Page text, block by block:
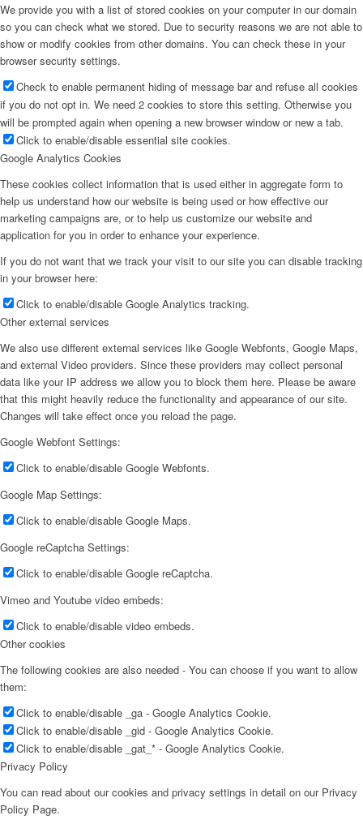
We provide you with a list of stored cookies on your computer in our domain
so you can check what we stored. Due to security reasons we are not able to
show or modify cookies from other domains. You can check these in your
browser security settings.
Check to enable permanent hiding of message bar and refuse all cookies
if you do not opt in. We need 2 cookies to store this setting. Otherwise you
will be prompted again when opening a new browser window or new a tab.
Click to enable/disable essential site cookies.
Google Analytics Cookies
These cookies collect information that is used either in aggregate form to
help us understand how our website is being used or how effective our
marketing campaigns are, or to help us customize our website and
application for you in order to enhance your experience.
If you do not want that we track your visit to our site you can disable tracking
in your browser here:
Click to enable/disable Google Analytics tracking.
Other external services
We also use different external services like Google Webfonts, Google Maps,
and external Video providers. Since these providers may collect personal
data like your IP address we allow you to block them here. Please be aware
that this might heavily reduce the functionality and appearance of our site.
Changes will take effect once you reload the page.
Google Webfont Settings:
Click to enable/disable Google Webfonts.
Google Map Settings:
Click to enable/disable Google Maps.
Google reCaptcha Settings:
Click to enable/disable Google reCaptcha.
Vimeo and Youtube video embeds:
Click to enable/disable video embeds.
Other cookies
The following cookies are also needed - You can choose if you want to allow
them:
Click to enable/disable _ga - Google Analytics Cookie.
Click to enable/disable _gid - Google Analytics Cookie.
Click to enable/disable _gat_* - Google Analytics Cookie.
Privacy Policy
You can read about our cookies and privacy settings in detail on our Privacy
Policy Page.